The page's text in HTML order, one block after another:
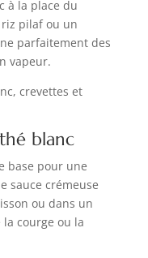
à la place du
pilaf ou un
parfaitement des
vapeur.
crevettes et
blanc
base pour une
sauce crémeuse
ou dans un
courge ou la